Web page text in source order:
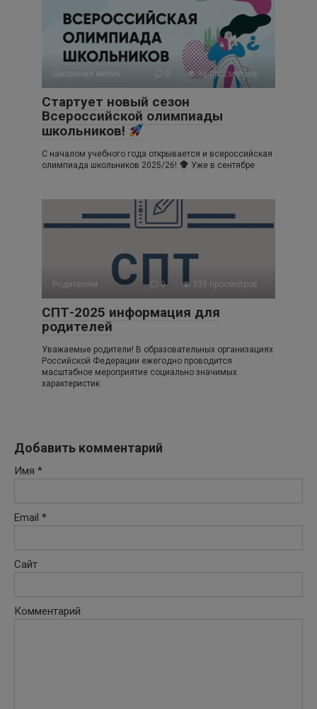
Школьная жизнь 0 96 просмотров
Стартует новый сезон
Всероссийской олимпиады
школьников!
С началом учебного года открывается и всероссийская
олимпиада школьников 2025/26!
Уже в сентябре
Родителям 0 335 просмотров
СПТ-2025 информация для
родителей
Уважаемые родители! В образовательных организациях
Российской Федерации ежегодно проводится
масштабное мероприятие социально значимых
характеристик
Добавить комментарий
Имя *
Email *
Сайт
Комментарий